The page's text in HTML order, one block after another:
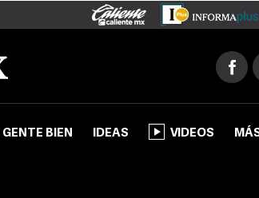
GENTE BIEN IDEAS VIDEOS